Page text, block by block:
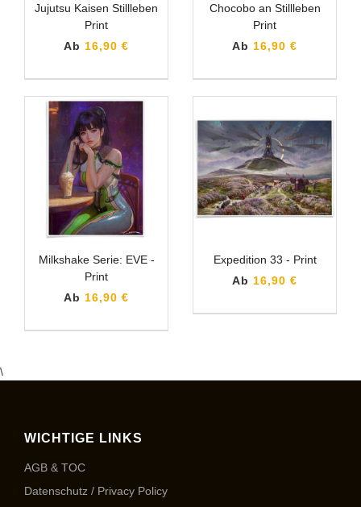
Jujutsu Kaisen Stillleben
Print
Ab 16,90 €
Chocobo an Stillleben
Print
Ab 16,90 €
Milkshake Serie: EVE -
Print
Ab 16,90 €
Expedition 33 - Print
Ab 16,90 €
\
WICHTIGE LINKS
AGB & TOC
Datenschutz / Privacy Policy